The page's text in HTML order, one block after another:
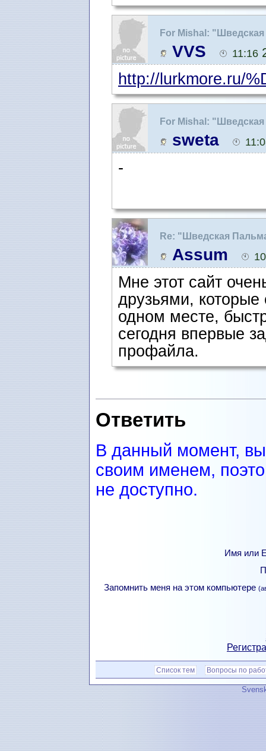
For Mishal:
VVS 11:16
http://lurkmore.ru/
For Mishal:
sweta
-
Re: "Шведская
Assum
Мне этот сайт
друзьями, которые
одном месте,
сегодня впервые
профайла.
Ответить
В данный момент,
своим именем,
не доступно.
Имя или
Запомнить меня на этом компьютере
Список тем Вопросы по